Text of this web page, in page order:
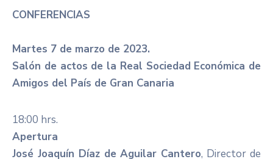
CONFERENCIAS
Martes 7 de marzo de 2023.
​Salón de actos de la Real Sociedad Económica de
Amigos del País de Gran Canaria
18:00 hrs.
Apertura
José Joaquín Díaz de Aguilar Cantero, Director de